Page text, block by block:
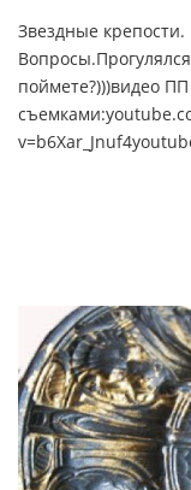
Звездные крепости.
поймете?)))видео